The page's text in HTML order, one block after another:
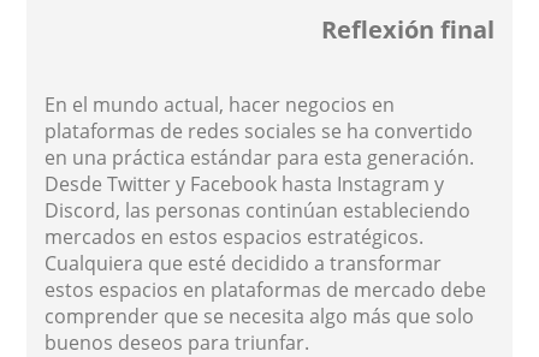
Reflexión final
En el mundo actual, hacer negocios en
plataformas de redes sociales se ha convertido
en una práctica estándar para esta generación.
Desde Twitter y Facebook hasta Instagram y
Discord, las personas continúan estableciendo
mercados en estos espacios estratégicos.
Cualquiera que esté decidido a transformar
estos espacios en plataformas de mercado debe
comprender que se necesita algo más que solo
buenos deseos para triunfar.